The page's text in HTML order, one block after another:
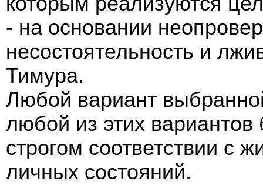
- на основании
несостоятельность и
Тимура.
Любой вариант
любой из этих вариантов
строгом соответствии с
личных состояний.